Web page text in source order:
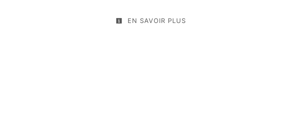
EN SAVOIR PLUS